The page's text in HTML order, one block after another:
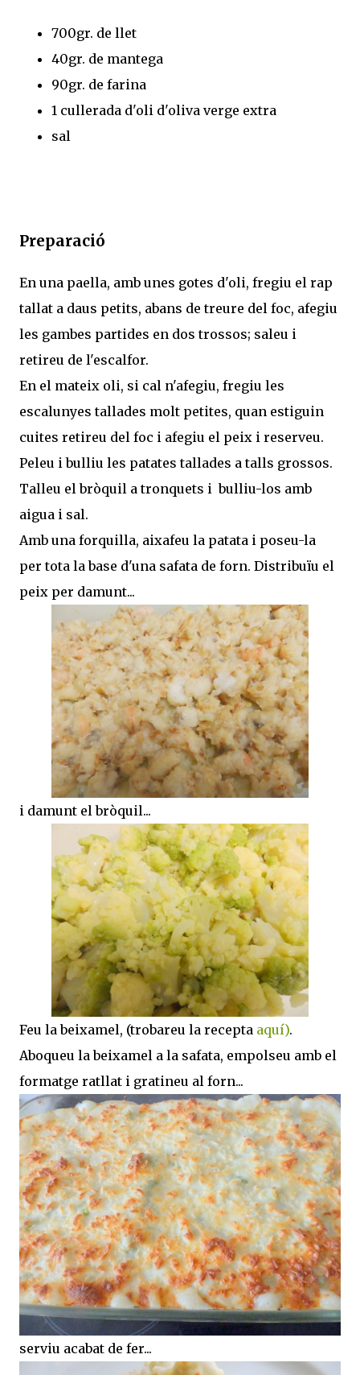
700gr. de llet
40gr. de mantega
90gr. de farina
1 cullerada d'oli d'oliva verge extra
sal
Preparació
En una paella, amb unes gotes d'oli, fregiu el rap
tallat a daus petits, abans de treure del foc, afegiu
les gambes partides en dos trossos; saleu i
retireu de l'escalfor.
En el mateix oli, si cal n'afegiu, fregiu les
escalunyes tallades molt petites, quan estiguin
cuites retireu del foc i afegiu el peix i reserveu.
Peleu i bulliu les patates tallades a talls grossos.
Talleu el bròquil a tronquets i bulliu-los amb
aigua i sal.
Amb una forquilla, aixafeu la patata i poseu-la
per tota la base d'una safata de forn. Distribuïu el
peix per damunt...
i damunt el bròquil...
Feu la beixamel, (trobareu la recepta aquí).
Aboqueu la beixamel a la safata, empolseu amb el
formatge ratllat i gratineu al forn...
serviu acabat de fer...